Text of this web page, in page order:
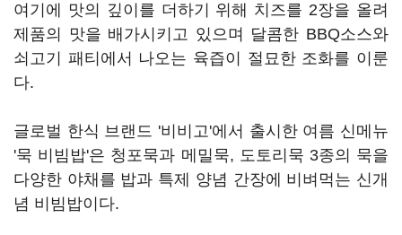
여기에 맛의 깊이를 더하기 위해 치즈를 2장을 올려
제품의 맛을 배가시키고 있으며 달콤한 BBQ소스와
쇠고기 패티에서 나오는 육즙이 절묘한 조화를 이룬
다.
글로벌 한식 브랜드 '비비고'에서 출시한 여름 신메뉴
'묵 비빔밥'은 청포묵과 메밀묵, 도토리묵 3종의 묵을
다양한 야채를 밥과 특제 양념 간장에 비벼먹는 신개
념 비빔밥이다.